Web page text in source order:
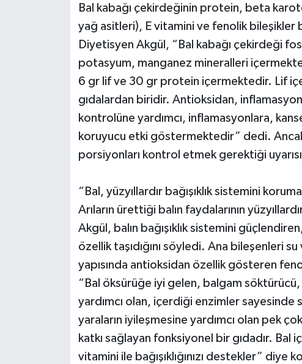
Bal kabağı çekirdeğinin protein, beta
yağ asitleri), E vitamini ve fenolik bileşikler
Diyetisyen Akgül, “Bal kabağı çekirdeği
potasyum, manganez mineralleri
6 gr lif ve 30 gr protein içermektedir. Lif
gıdalardan biridir. Antioksidan,
kontrolüne yardımcı, inflamasyonlara,
koruyucu etki göstermektedir” dedi.
porsiyonları kontrol etmek gerektiği
“Bal, yüzyıllardır bağışıklık sistemini
Arıların ürettiği balın faydalarının
Akgül, balın bağışıklık sistemini
özellik taşıdığını söyledi. Ana bileşenleri
yapısında antioksidan özellik gösteren
“Bal öksürüğe iyi gelen, balgam söktürücü,
yardımcı olan, içerdiği enzimler
yaraların iyileşmesine yardımcı olan pek
katkı sağlayan fonksiyonel bir gıdadır.
vitamini ile bağışıklığınızı destekler” diye